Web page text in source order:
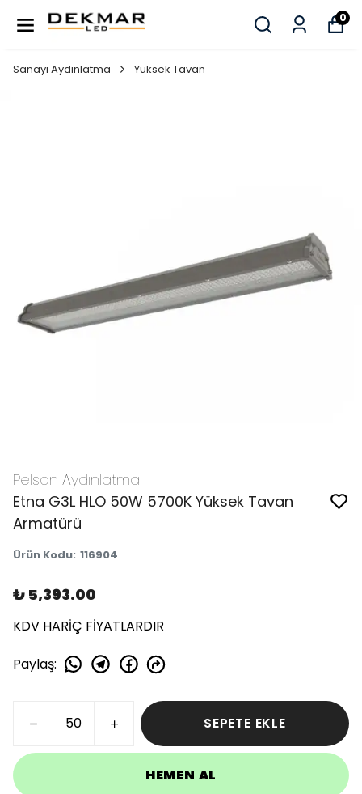
0
Sanayi Aydınlatma Yüksek Tavan
Pelsan Aydınlatma
Etna G3L HLO 50W 5700K Yüksek Tavan
Armatürü
Ürün Kodu: 116904
₺ 5,393.00
KDV HARİÇ FİYATLARDIR
Paylaş:
SEPETE EKLE
HEMEN AL